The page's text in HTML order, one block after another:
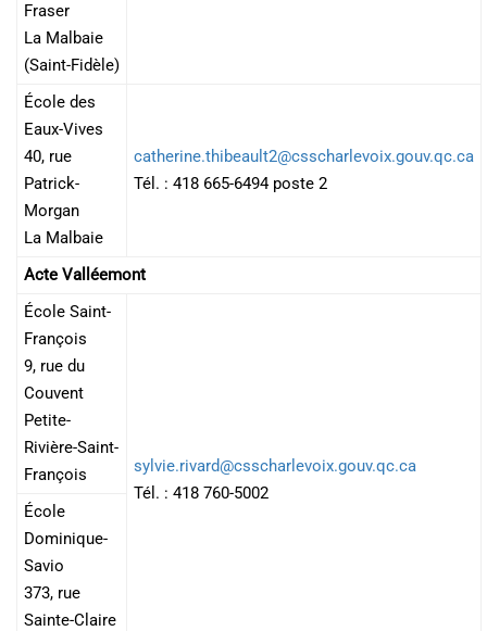
Fraser
La Malbaie
(Saint-Fidèle)
École des
Eaux-Vives
40, rue
Patrick-
Morgan
La Malbaie
catherine.thibeault2@csscharlevoix.gouv.qc.ca
Tél. : 418 665-6494 poste 2
Acte Valléemont
École Saint-
François
9, rue du
Couvent
Petite-
Rivière-Saint-
François
sylvie.rivard@csscharlevoix.gouv.qc.ca
Tél. : 418 760-5002
École
Dominique-
Savio
373, rue
Sainte-Claire